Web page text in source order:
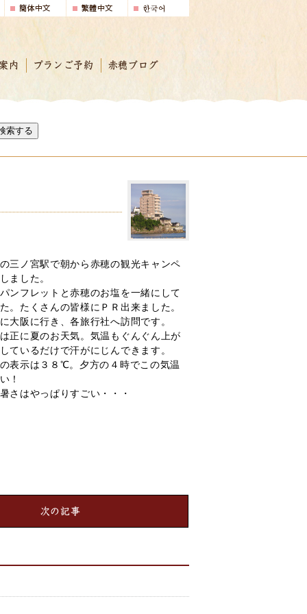
内 プランご予約 赤穂ブログ
索する
三ノ宮駅で朝から赤穂の観光キャンペ
ました。
ンフレットと赤穂のお塩を一緒にして
。たくさんの皆様にＰＲ出来ました。
大阪に行き、各旅行社へ訪問です。
正に夏のお天気。気温もぐんぐん上が
ているだけで汗がにじんできます。
表示は３８℃。夕方の４時でこの気温
！
さはやっぱりすごい・・・
次の記事